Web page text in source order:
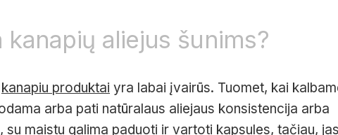
kanapių aliejus šunims?
kanapiu produktai yra labai įvairūs. Tuomet, kai
arba pati natūralaus aliejaus konsistencija arba
su maistu galima paduoti ir vartoti kapsules, tačiau, jas